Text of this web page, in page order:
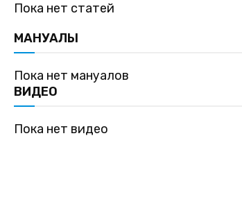
Пока нет статей
МАНУАЛЫ
Пока нет мануалов
ВИДЕО
Пока нет видео